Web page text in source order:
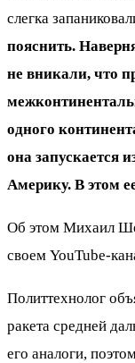
слегка
пояснить.
не вникали, что
одного
она запускается
Америку. В этом
Об этом Михаил
своем YouTube-
Политтехнолог
ракета средней
его аналоги,